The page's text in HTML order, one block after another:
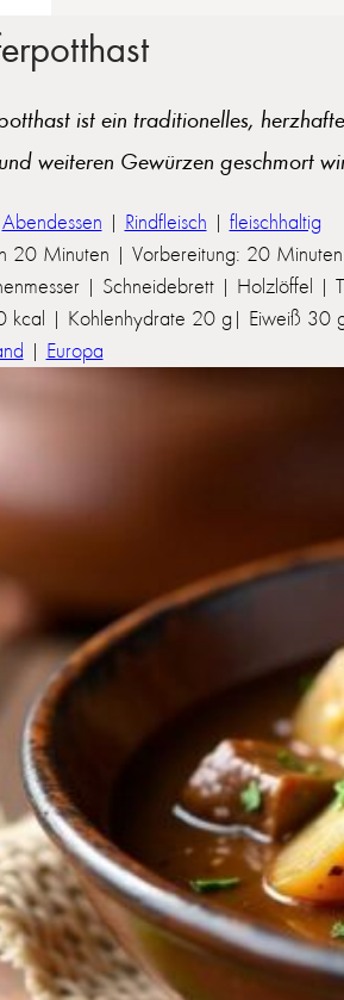
ist ein traditionelles,
weiteren Gewürzen geschmort
Abendessen | Rindfleisch | fleischhaltig
20 Minuten | Vorbereitung: 20
| Schneidebrett | Holzlöffel |
kcal | Kohlenhydrate 20 g| Eiweiß 30
| Europa